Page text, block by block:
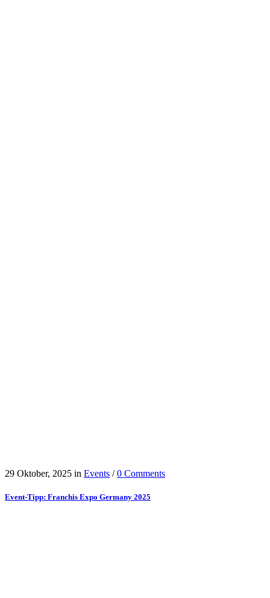
29 Oktober, 2025 in Events /0 Comments
Event-Tipp: Franchis Expo Germany 2025